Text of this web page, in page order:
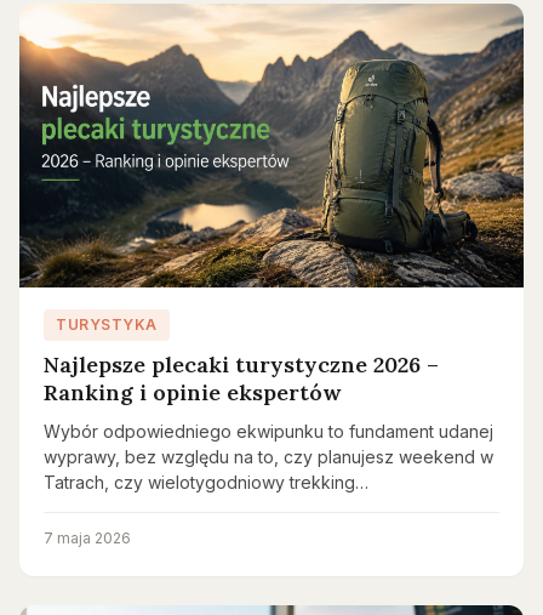
TURYSTYKA
Najlepsze plecaki turystyczne 2026 –
Ranking i opinie ekspertów
Wybór odpowiedniego ekwipunku to fundament udanej
wyprawy, bez względu na to, czy planujesz weekend w
Tatrach, czy wielotygodniowy trekking…
7 maja 2026